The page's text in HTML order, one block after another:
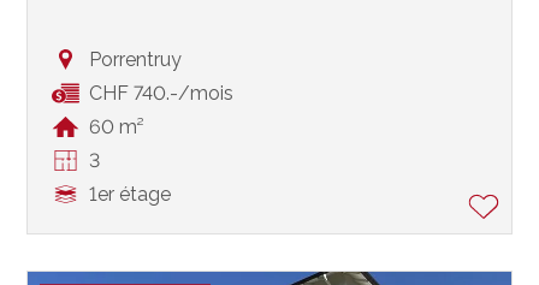
Porrentruy
CHF 740.-/mois
60 m²
3
1er étage